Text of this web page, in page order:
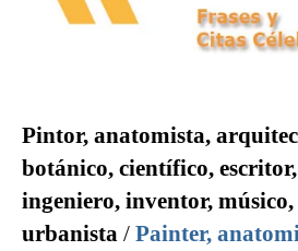
Pintor, anatomista,
botánico, científico,
ingeniero, inventor,
urbanista / Painter,